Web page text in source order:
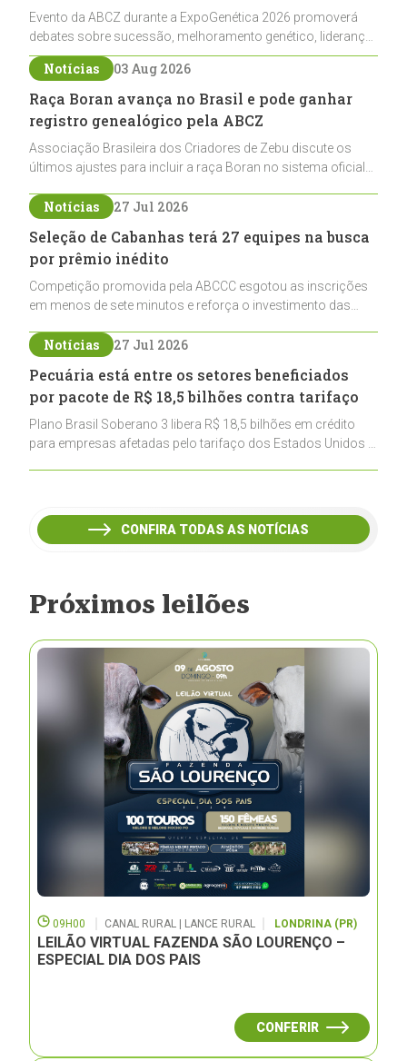
ExpoGenética 2026
Evento da ABCZ durante a ExpoGenética 2026 promoverá
debates sobre sucessão, melhoramento genético, liderança
e networking para jovens ligados à pecuária
Notícias 03 Aug 2026
Raça Boran avança no Brasil e pode ganhar
registro genealógico pela ABCZ
Associação Brasileira dos Criadores de Zebu discute os
últimos ajustes para incluir a raça Boran no sistema oficial
pecuária nacional
Notícias 27 Jul 2026
Seleção de Cabanhas terá 27 equipes na busca
por prêmio inédito
Competição promovida pela ABCCC esgotou as inscrições
em menos de sete minutos e reforça o investimento das
ao laço
Notícias 27 Jul 2026
Pecuária está entre os setores beneficiados
por pacote de R$ 18,5 bilhões contra tarifaço
Plano Brasil Soberano 3 libera R$ 18,5 bilhões em crédito
para empresas afetadas pelo tarifaço dos Estados Unidos e
CONFIRA TODAS AS NOTÍCIAS
Próximos leilões
09H00 CANAL RURAL | LANCE RURAL LONDRINA (PR)
LEILÃO VIRTUAL FAZENDA SÃO LOURENÇO –
ESPECIAL DIA DOS PAIS
CONFERIR